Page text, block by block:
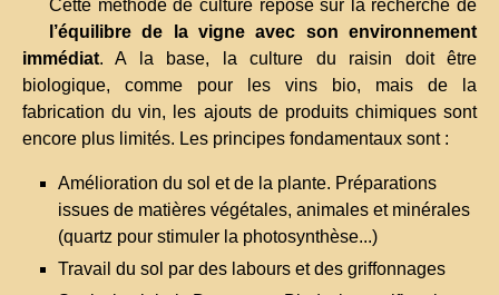
Cette méthode de culture repose sur la recherche de
l’équilibre de la vigne avec son environnement
immédiat. A la base, la culture du raisin doit être
biologique, comme pour les vins bio, mais de la
fabrication du vin, les ajouts de produits chimiques sont
encore plus limités. Les principes fondamentaux sont :
Amélioration du sol et de la plante. Préparations
issues de matières végétales, animales et minérales
(quartz pour stimuler la photosynthèse...)
Travail du sol par des labours et des griffonnages